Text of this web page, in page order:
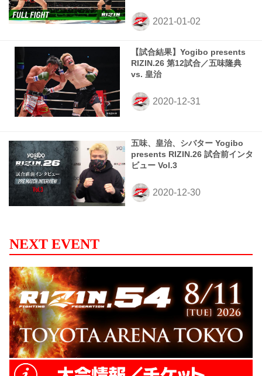
【試合結果】Yogibo presents
RIZIN.26 第12試合／五味隆典
vs. 皇治
五味、皇治、シバター Yogibo
presents RIZIN.26 試合前インタ
ビュー Vol.3
NEXT EVENT